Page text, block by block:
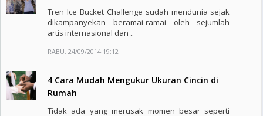
Tren Ice Bucket Challenge sudah mendunia sejak
dikampanyekan beramai-ramai oleh sejumlah
artis internasional dan ..
RABU, 24/09/2014 19:12
4 Cara Mudah Mengukur Ukuran Cincin di
Rumah
Tidak ada yang merusak momen besar seperti